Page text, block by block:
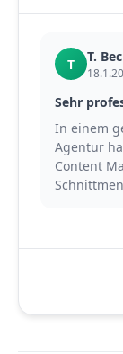
T T.
Sehr
In einem
Agentur
Content